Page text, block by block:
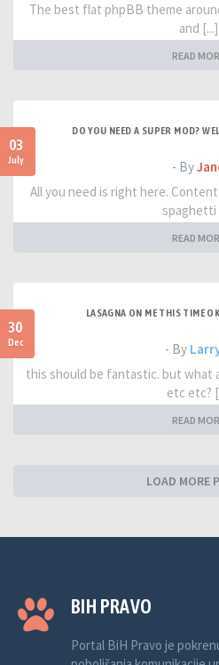
The best flat phpBB theme
and [...]
READ
03
July
DO YOU NEED A SUPER MOD?
- By
All you need is right here.
spaghetti
READ
30
Dec
LASAGNA ON ME THIS TIME
- By
this should be fantastic. but what
etc etc?
READ
LOAD MORE
BIH PRAVO
Portal BiH Pravo je